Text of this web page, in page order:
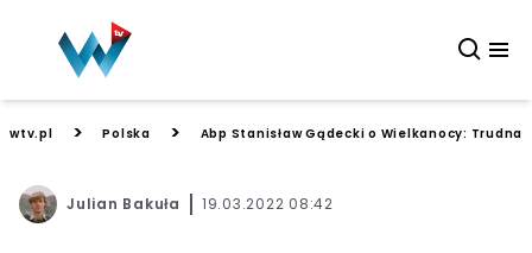
wtv.pl > Polska > Abp Stanisław Gądecki o Wielkanocy:
Julian Bakuła 19.03.2022 08:42